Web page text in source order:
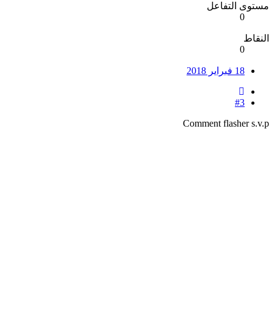
مستوى التفاعل
0
النقاط
0
18 فبراير 2018
#3
Comment flasher s.v.p